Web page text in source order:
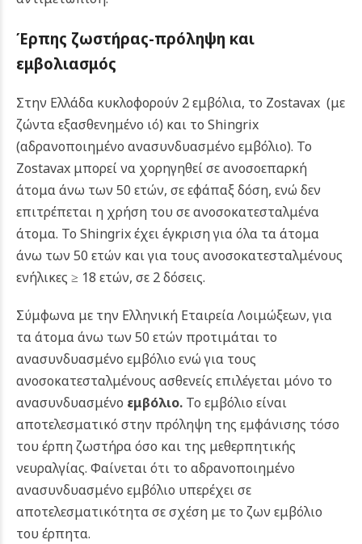
Έρπης ζωστήρας-πρόληψη και
εμβολιασμός
Στην Ελλάδα κυκλοφορούν 2 εμβόλια, το Zostavax (με
ζώντα εξασθενημένο ιό) και το Shingrix
(αδρανοποιημένο ανασυνδυασμένο εμβόλιο). Το
Zostavax μπορεί να χορηγηθεί σε ανοσοεπαρκή
άτομα άνω των 50 ετών, σε εφάπαξ δόση, ενώ δεν
επιτρέπεται η χρήση του σε ανοσοκατεσταλμένα
άτομα. Το Shingrix έχει έγκριση για όλα τα άτομα
άνω των 50 ετών και για τους ανοσοκατεσταλμένους
ενήλικες ≥ 18 ετών, σε 2 δόσεις.
Σύμφωνα με την Ελληνική Εταιρεία Λοιμώξεων, για
τα άτομα άνω των 50 ετών προτιμάται το
ανασυνδυασμένο εμβόλιο ενώ για τους
ανοσοκατεσταλμένους ασθενείς επιλέγεται μόνο το
ανασυνδυασμένο εμβόλιο. Το εμβόλιο είναι
αποτελεσματικό στην πρόληψη της εμφάνισης τόσο
του έρπη ζωστήρα όσο και της μεθερπητικής
νευραλγίας. Φαίνεται ότι το αδρανοποιημένο
ανασυνδυασμένο εμβόλιο υπερέχει σε
αποτελεσματικότητα σε σχέση με το ζων εμβόλιο
του έρπητα.